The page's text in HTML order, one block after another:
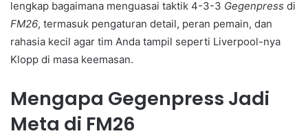
lengkap bagaimana menguasai taktik 4-3-3 Gegenpress di
FM26, termasuk pengaturan detail, peran pemain, dan
rahasia kecil agar tim Anda tampil seperti Liverpool-nya
Klopp di masa keemasan.
Mengapa Gegenpress Jadi
Meta di FM26